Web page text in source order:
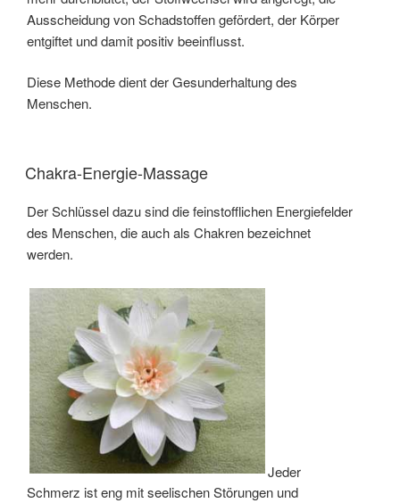
Ausscheidung von Schadstoffen gefördert, der Körper
entgiftet und damit positiv beeinflusst.
Diese Methode dient der Gesunderhaltung des
Menschen.
Chakra-Energie-Massage
Der Schlüssel dazu sind die feinstofflichen Energiefelder
des Menschen, die auch als Chakren bezeichnet
werden.
Jeder
Schmerz ist eng mit seelischen Störungen und